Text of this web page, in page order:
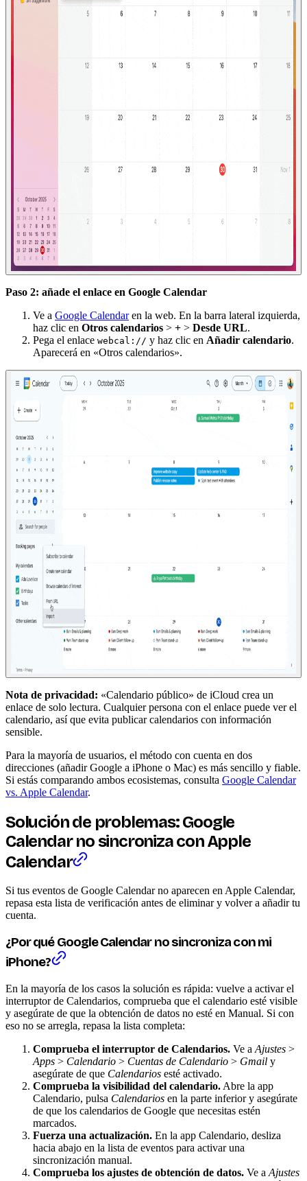
Paso 2: añade el enlace en Google Calendar
Ve a Google Calendaren la web. En la barra lateral izquierda,
haz clic en Otros calendarios > + > Desde URL.
Pega el enlace webcal:// y haz clic en Añadir calendario.
Aparecerá en «Otros calendarios».
Nota de privacidad: «Calendario público» de iCloud crea un
enlace de solo lectura. Cualquier persona con el enlace puede ver el
calendario, así que evita publicar calendarios con información
sensible.
Para la mayoría de usuarios, el método con cuenta en dos
direcciones (añadir Google a iPhone o Mac) es más sencillo y fiable.
Si estás comparando ambos ecosistemas, consulta Google Calendar
vs. Apple Calendar.
Solución de problemas: Google
Calendar no sincroniza con Apple
Calendar
Si tus eventos de Google Calendar no aparecen en Apple Calendar,
repasa esta lista de verificación antes de eliminar y volver a añadir tu
cuenta.
¿Por qué Google Calendar no sincroniza con mi
iPhone?
En la mayoría de los casos la solución es rápida: vuelve a activar el
interruptor de Calendarios, comprueba que el calendario esté visible
y asegúrate de que la obtención de datos no esté en Manual. Si con
eso no se arregla, repasa la lista completa:
Comprueba el interruptor de Calendarios. Ve a Ajustes >
Apps > Calendario > Cuentas de Calendario > Gmail y
asegúrate de que Calendarios esté activado.
Comprueba la visibilidad del calendario. Abre la app
Calendario, pulsa Calendarios en la parte inferior y asegúrate
de que los calendarios de Google que necesitas estén
marcados.
Fuerza una actualización. En la app Calendario, desliza
hacia abajo en la lista de eventos para activar una
sincronización manual.
Comprueba los ajustes de obtención de datos. Ve a Ajustes